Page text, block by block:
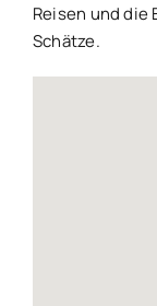
Reisen und die
Schätze.